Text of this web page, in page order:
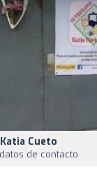
Cueto
de contacto